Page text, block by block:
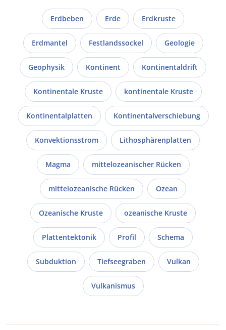
Erdbeben Erde Erdkruste
Erdmantel Festlandssockel Geologie
Geophysik Kontinent Kontinentaldrift
Kontinentale Kruste kontinentale Kruste
Kontinentalplatten Kontinentalverschiebung
Konvektionsstrom Lithosphärenplatten
Magma mittelozeanischer Rücken
mittelozeanische Rücken Ozean
Ozeanische Kruste ozeanische Kruste
Plattentektonik Profil Schema
Subduktion Tiefseegraben Vulkan
Vulkanismus